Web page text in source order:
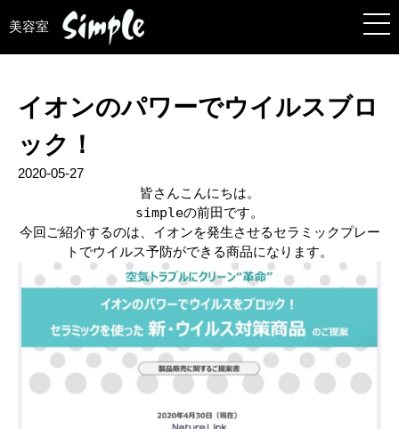
美容室
イオンのパワーでウイルスブロ
ック！
2020-05-27
皆さんこんにちは。
simpleの前田です。
今回ご紹介するのは、イオンを発生させるセラミックプレー
トでウイルス予防ができる商品になります。